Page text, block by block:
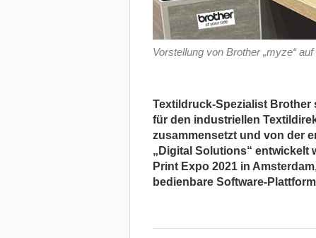
Vorstellung von Brother „myze“
Textildruck-Spezialist Brother
für den industriellen
zusammensetzt und von der
„Digital Solutions“ entwickelt
Print Expo 2021 in
bedienbare Software-